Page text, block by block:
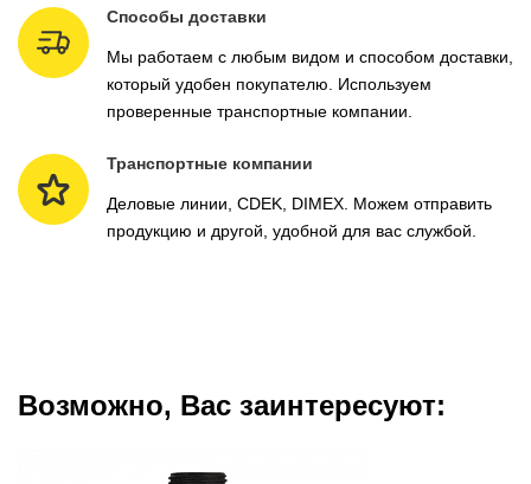
Способы доставки
Мы работаем с любым видом и способом доставки,
который удобен покупателю. Используем
проверенные транспортные компании.
Транспортные компании
Деловые линии, CDEK, DIMEX. Можем отправить
продукцию и другой, удобной для вас службой.
Возможно, Вас заинтересуют: